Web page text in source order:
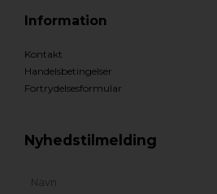
Information
Kontakt
Handelsbetingelser
Fortrydelsesformular
Nyhedstilmelding